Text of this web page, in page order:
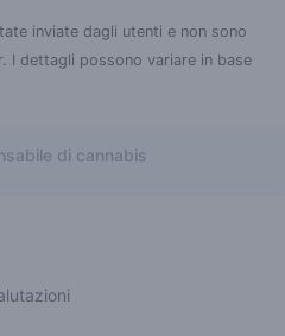
inviate dagli utenti e non sono
I dettagli possono variare in base
di cannabis